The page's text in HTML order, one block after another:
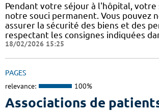
Pendant votre séjour à l'hôpital,
notre souci permanent. Vous pouvez
assurer la sécurité des biens et des
respectant les consignes indiquées
18/02/2026 15:25
PAGES
relevance: 100%
Associations de